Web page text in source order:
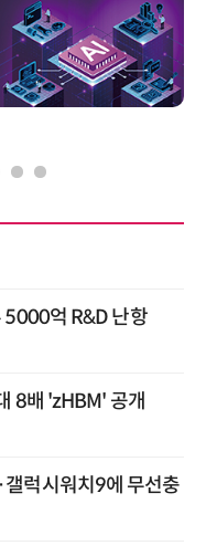
5000억 R&D 난항
8배 'zHBM' 공개
럭시워치9에 무선충